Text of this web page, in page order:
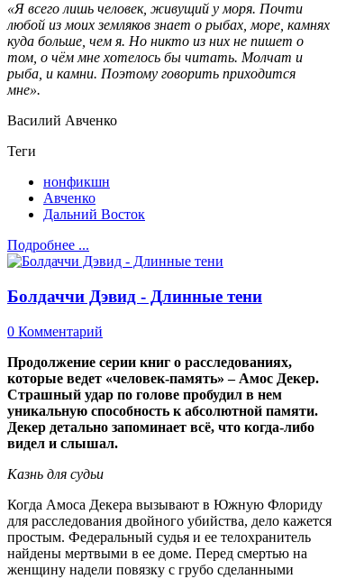
«Я всего лишь человек, живущий у моря. Почти
любой из моих земляков знает о рыбах, море, камнях
куда больше, чем я. Но никто из них не пишет о
том, о чём мне хотелось бы читать. Молчат и
рыба, и камни. Поэтому говорить приходится
мне».
Василий Авченко
Теги
нонфикшн
Авченко
Дальний Восток
Подробнее ...
Болдаччи Дэвид - Длинные тени
0 Комментарий
Продолжение серии книг о расследованиях,
которые ведет «человек-память» – Амос Декер.
Страшный удар по голове пробудил в нем
уникальную способность к абсолютной памяти.
Декер детально запоминает всё, что когда-либо
видел и слышал.
Казнь для судьи
Когда Амоса Декера вызывают в Южную Флориду
для расследования двойного убийства, дело кажется
простым. Федеральный судья и ее телохранитель
найдены мертвыми в ее доме. Перед смертью на
женщину надели повязку с грубо сделанными